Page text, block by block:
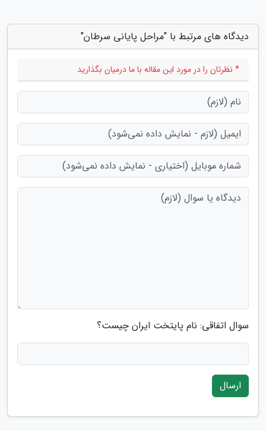
دیدگاه های مرتبط با "مراحل پایانی سرطان"
* نظرتان را در مورد این مقاله با ما درمیان بگذارید
سوال اتفاقی: نام پایتخت ایران چیست؟
ارسال